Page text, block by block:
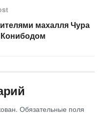
махалля Чура
Обязательные поля